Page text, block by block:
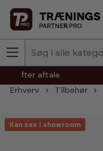
Skip to main content
efter aftale
Erhverv
Tilbehør
Skip image gallery
Kan ses i showroom